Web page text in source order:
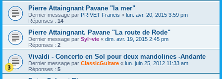
Pierre Attaingnant Pavane "la mer"
Dernier message par PRIVET Francis « lun. avr. 20, 2015 3:59 pm
Réponses : 14
Pierre Attaingnant. Pavane "La route de Rode"
Dernier message par Syl~vie « dim. avr. 19, 2015 2:45 pm
Réponses : 2
Vivaldi - Concerto en Sol pour deux mandolines -Andante
Dernier message par ClassicGuitare « lun. juin 25, 2012 11:33 am
Réponses : 5